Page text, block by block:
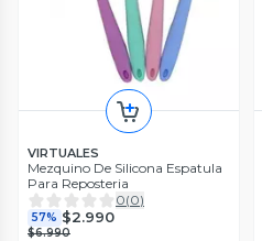
VIRTUALES
Mezquino De Silicona Espatula
Para Reposteria
0(0)
57% $2.990
$6.990